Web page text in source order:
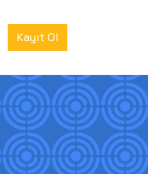
Kayıt Ol